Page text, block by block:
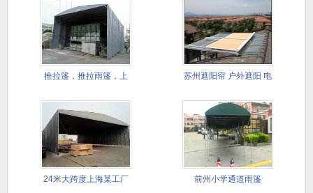
推拉篷，推拉雨篷，上 苏州遮阳帘 户外遮阳 电
24米大跨度上海某工厂 前州小学通道雨篷